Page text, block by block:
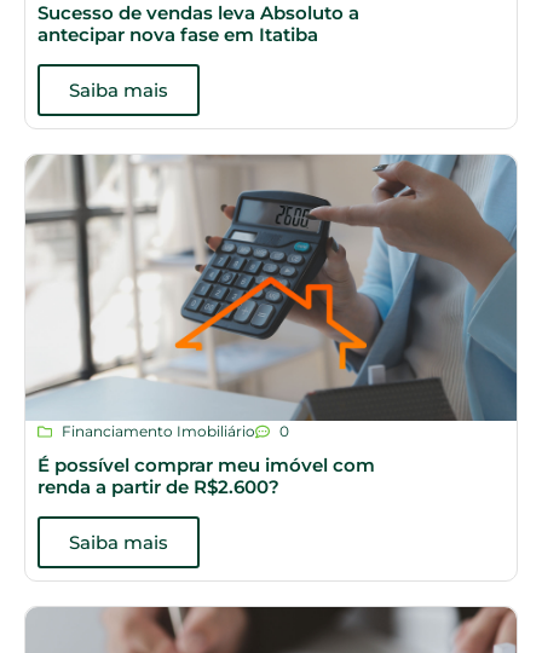
Sucesso de vendas leva Absoluto a
antecipar nova fase em Itatiba
Saiba mais
Financiamento Imobiliário 0
É possível comprar meu imóvel com
renda a partir de R$2.600?
Saiba mais